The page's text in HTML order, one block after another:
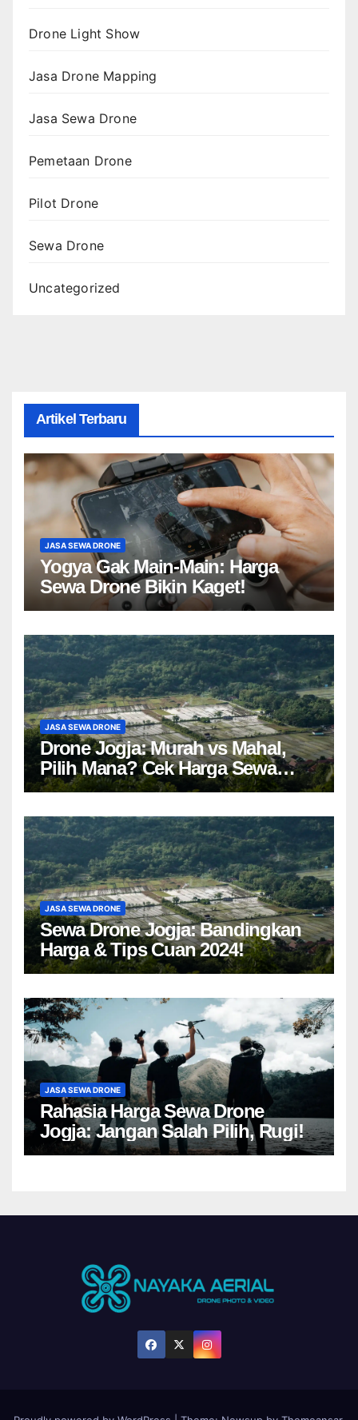
Drone Light Show
Jasa Drone Mapping
Jasa Sewa Drone
Pemetaan Drone
Pilot Drone
Sewa Drone
Uncategorized
Artikel Terbaru
JASA SEWA DRONE
Yogya Gak Main-Main: Harga
Sewa Drone Bikin Kaget!
JASA SEWA DRONE
Drone Jogja: Murah vs Mahal,
Pilih Mana? Cek Harga Sewa
Drone Yogyakarta!
JASA SEWA DRONE
Sewa Drone Jogja: Bandingkan
Harga & Tips Cuan 2024!
JASA SEWA DRONE
Rahasia Harga Sewa Drone
Jogja: Jangan Salah Pilih, Rugi!